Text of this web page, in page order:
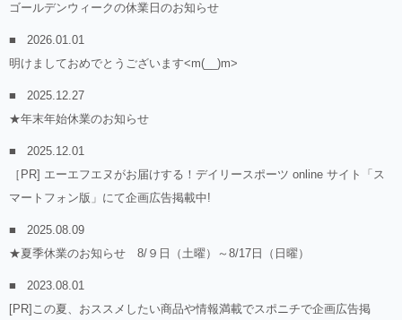
ゴールデンウィークの休業日のお知らせ
2026.01.01
明けましておめでとうございます<m(__)m>
2025.12.27
★年末年始休業のお知らせ
2025.12.01
［PR] エーエフエヌがお届けする！デイリースポーツ online サイト「ス
マートフォン版」にて企画広告掲載中!
2025.08.09
★夏季休業のお知らせ 8/９日（土曜）～8/17日（日曜）
2023.08.01
[PR]この夏、おススメしたい商品や情報満載でスポニチで企画広告掲